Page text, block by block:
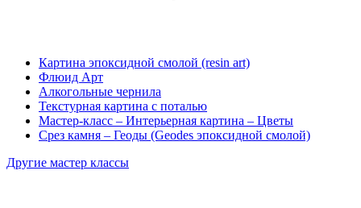
Картина эпоксидной смолой (resin art)
Флюид Арт
Алкогольные чернила
Текстурная картина с поталью
Мастер-класс – Интерьерная картина – Цветы
Срез камня – Геоды (Geodes эпоксидной смолой)
Другие мастер классы